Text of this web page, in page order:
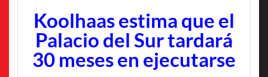
Koolhaas estima que el
Palacio del Sur tardará
30 meses en ejecutarse